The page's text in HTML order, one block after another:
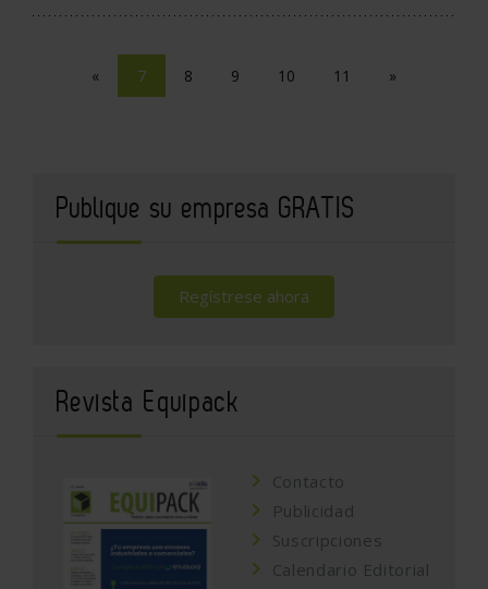
« 7 8 9 10 11 »
Publique su empresa GRATIS
Regístrese ahora
Revista Equipack
Contacto
Publicidad
Suscripciones
Calendario Editorial